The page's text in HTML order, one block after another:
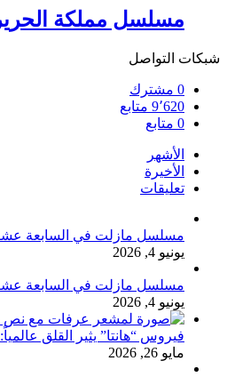
مسلسل مملكة الحرير
شبكات التواصل
0 مشترك
9٬620 متابع
0 متابع
الأشهر
الأخيرة
تعليقات
مسلسل مازلت في السابعة عشر
يونيو 4, 2026
مسلسل مازلت في السابعة
يونيو 4, 2026
فيروس “هانتا” يثير القلق
مايو 26, 2026